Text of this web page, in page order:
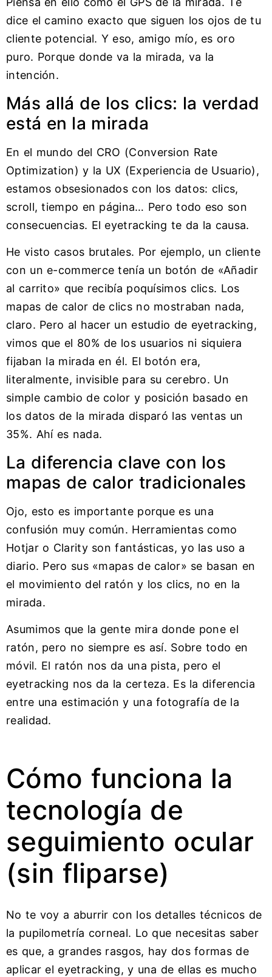
dice el camino exacto que siguen los ojos de tu
cliente potencial. Y eso, amigo mío, es oro
puro. Porque donde va la mirada, va la
intención.
Más allá de los clics: la verdad
está en la mirada
En el mundo del CRO (Conversion Rate
Optimization) y la UX (Experiencia de Usuario),
estamos obsesionados con los datos: clics,
scroll, tiempo en página… Pero todo eso son
consecuencias. El eyetracking te da la causa.
He visto casos brutales. Por ejemplo, un cliente
con un e-commerce tenía un botón de «Añadir
al carrito» que recibía poquísimos clics. Los
mapas de calor de clics no mostraban nada,
claro. Pero al hacer un estudio de eyetracking,
vimos que el 80% de los usuarios ni siquiera
fijaban la mirada en él. El botón era,
literalmente, invisible para su cerebro. Un
simple cambio de color y posición basado en
los datos de la mirada disparó las ventas un
35%. Ahí es nada.
La diferencia clave con los
mapas de calor tradicionales
Ojo, esto es importante porque es una
confusión muy común. Herramientas como
Hotjar o Clarity son fantásticas, yo las uso a
diario. Pero sus «mapas de calor» se basan en
el movimiento del ratón y los clics, no en la
mirada.
Asumimos que la gente mira donde pone el
ratón, pero no siempre es así. Sobre todo en
móvil. El ratón nos da una pista, pero el
eyetracking nos da la certeza. Es la diferencia
entre una estimación y una fotografía de la
realidad.
Cómo funciona la
tecnología de
seguimiento ocular
(sin fliparse)
No te voy a aburrir con los detalles técnicos de
la pupilometría corneal. Lo que necesitas saber
es que, a grandes rasgos, hay dos formas de
aplicar el eyetracking, y una de ellas es mucho